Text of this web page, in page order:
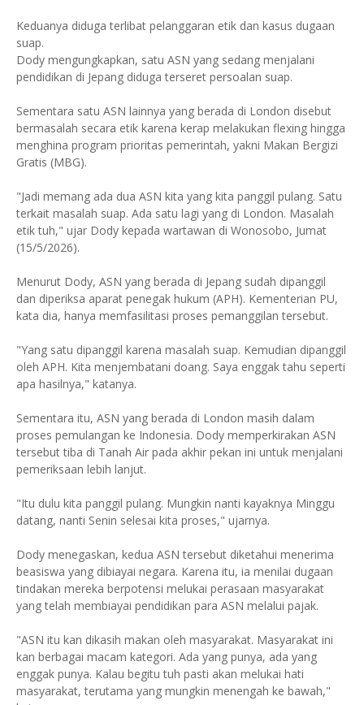
Keduanya diduga terlibat pelanggaran etik dan kasus dugaan
suap.
Dody mengungkapkan, satu ASN yang sedang menjalani
pendidikan di Jepang diduga terseret persoalan suap.
Sementara satu ASN lainnya yang berada di London disebut
bermasalah secara etik karena kerap melakukan flexing hingga
menghina program prioritas pemerintah, yakni Makan Bergizi
Gratis (MBG).
"Jadi memang ada dua ASN kita yang kita panggil pulang. Satu
terkait masalah suap. Ada satu lagi yang di London. Masalah
etik tuh," ujar Dody kepada wartawan di Wonosobo, Jumat
(15/5/2026).
Menurut Dody, ASN yang berada di Jepang sudah dipanggil
dan diperiksa aparat penegak hukum (APH). Kementerian PU,
kata dia, hanya memfasilitasi proses pemanggilan tersebut.
"Yang satu dipanggil karena masalah suap. Kemudian dipanggil
oleh APH. Kita menjembatani doang. Saya enggak tahu seperti
apa hasilnya," katanya.
Sementara itu, ASN yang berada di London masih dalam
proses pemulangan ke Indonesia. Dody memperkirakan ASN
tersebut tiba di Tanah Air pada akhir pekan ini untuk menjalani
pemeriksaan lebih lanjut.
"Itu dulu kita panggil pulang. Mungkin nanti kayaknya Minggu
datang, nanti Senin selesai kita proses," ujarnya.
Dody menegaskan, kedua ASN tersebut diketahui menerima
beasiswa yang dibiayai negara. Karena itu, ia menilai dugaan
tindakan mereka berpotensi melukai perasaan masyarakat
yang telah membiayai pendidikan para ASN melalui pajak.
"ASN itu kan dikasih makan oleh masyarakat. Masyarakat ini
kan berbagai macam kategori. Ada yang punya, ada yang
enggak punya. Kalau begitu tuh pasti akan melukai hati
masyarakat, terutama yang mungkin menengah ke bawah,"